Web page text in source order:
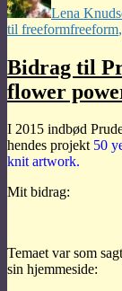
Lena
til freeformTags
freeform,
Bidrag til
flower
I 2015 indbød
hendes projekt 50
knit artwork.
Mit bidrag:
Temaet var som
sin hjemmeside: